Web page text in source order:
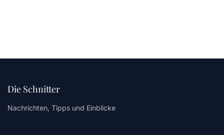
Die Schnitter
Nachrichten, Tipps und Einblicke